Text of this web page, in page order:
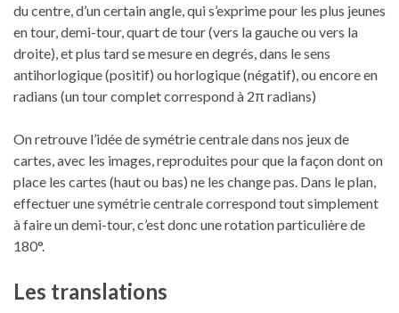
du centre, d’un certain angle, qui s’exprime pour les plus jeunes
en tour, demi-tour, quart de tour (vers la gauche ou vers la
droite), et plus tard se mesure en degrés, dans le sens
antihorlogique (positif) ou horlogique (négatif), ou encore en
radians (un tour complet correspond à 2π radians)
On retrouve l’idée de symétrie centrale dans nos jeux de
cartes, avec les images, reproduites pour que la façon dont on
place les cartes (haut ou bas) ne les change pas. Dans le plan,
effectuer une symétrie centrale correspond tout simplement
à faire un demi-tour, c’est donc une rotation particulière de
180°.
Les translations